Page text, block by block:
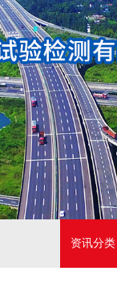
资讯分类